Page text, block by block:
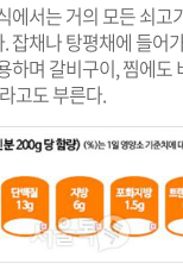
에서는 거의 모든 쇠고
잡채나 탕평채에 들어
하며 갈비구이, 찜에도
고도 부른다.